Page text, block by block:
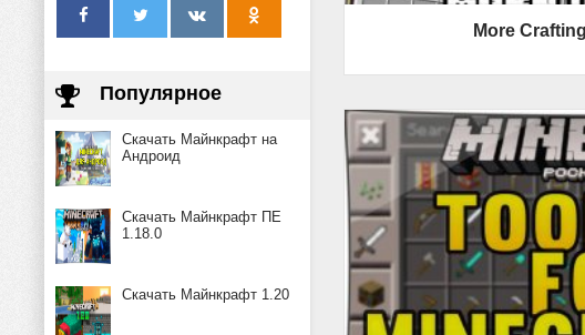
Популярное
Скачать Майнкрафт на
Андроид
Скачать Майнкрафт ПЕ
1.18.0
Скачать Майнкрафт 1.20
More